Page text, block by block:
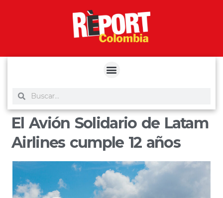
El Avión Solidario de Latam
Airlines cumple 12 años